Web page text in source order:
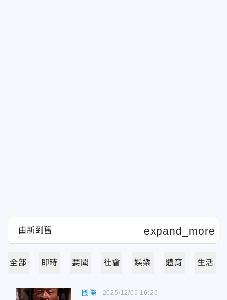
全部 即時 要聞 社會 娛樂 體育 生活
國際 2025/12/05 16:26